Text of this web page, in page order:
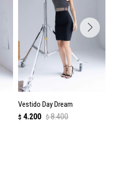
Vestido Day Dream
$ 4.200 $ 8.400